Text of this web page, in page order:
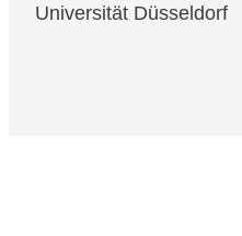
Universität Düsseldorf